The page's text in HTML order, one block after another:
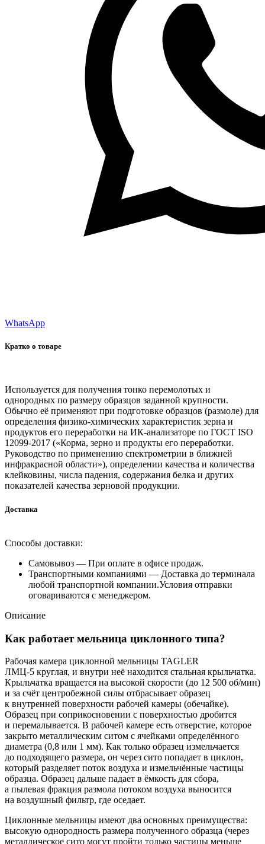
WhatsApp
Кратко о товаре
Используется для получения тонко перемолотых и
однородных по размеру образцов заданной крупности.
Обычно её применяют при подготовке образцов (размоле) для
определения физико-химических характеристик зерна и
продуктов его переработки на ИК-анализаторе по ГОСТ ISO
12099-2017 («Корма, зерно и продукты его переработки.
Руководство по применению спектрометрии в ближней
инфракрасной области»), определении качества и количества
клейковины, числа падения, содержания белка и других
показателей качества зерновой продукции.
Доставка
Способы доставки:
Самовывоз — При оплате в офисе продаж.
Транспортными компаниями — Доставка до терминала
любой транспортной компании.Условия отправки
оговариваются с менеджером.
Описание
Как работает мельница циклонного типа?
Рабочая камера циклонной мельницы TAGLER
ЛМЦ-5 круглая, и внутри неё находится стальная крыльчатка.
Крыльчатка вращается на высокой скорости (до 12 500 об/мин)
и за счёт центробежной силы отбрасывает образец
к внутренней поверхности рабочей камеры (обечайке).
Образец при соприкосновении с поверхностью дробится
и перемалывается. В рабочей камере есть отверстие, которое
закрыто металлическим ситом с ячейками определённого
диаметра (0,8 или 1 мм). Как только образец измельчается
до подходящего размера, он через сито попадает в циклон,
который разделяет поток воздуха и измельчённые частицы
образца. Образец дальше падает в ёмкость для сбора,
а пылевая фракция размола потоком воздуха выносится
на воздушный фильтр, где оседает.
Циклонные мельницы имеют два основных преимущества:
высокую однородность размера полученного образца (через
металлическое сито могут пройти только частицы меньше